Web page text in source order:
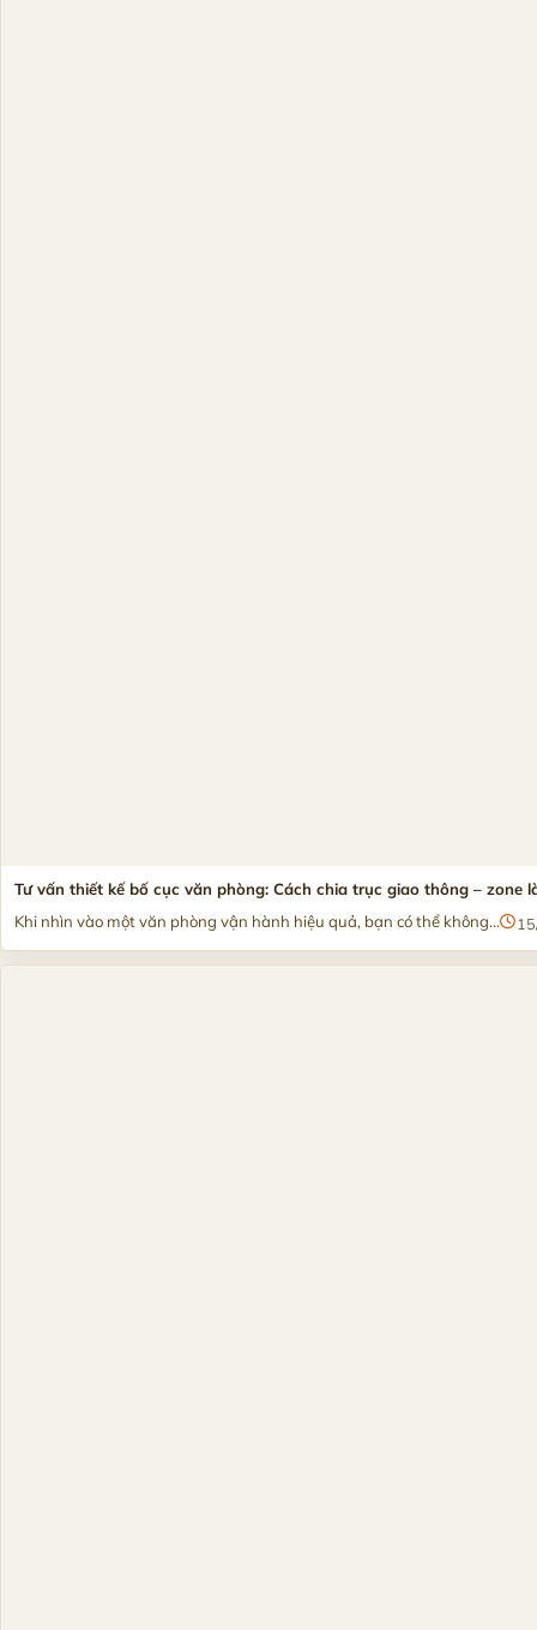
Tư vấn thiết kế bố cục văn phòng: Cách chia trục giao thông – zone
Khi nhìn vào một văn phòng vận hành hiệu quả, bạn có thể không...